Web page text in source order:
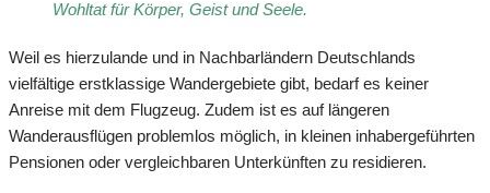
Wohltat für Körper, Geist und Seele.
Weil es hierzulande und in Nachbarländern Deutschlands
vielfältige erstklassige Wandergebiete gibt, bedarf es keiner
Anreise mit dem Flugzeug. Zudem ist es auf längeren
Wanderausflügen problemlos möglich, in kleinen inhabergeführten
Pensionen oder vergleichbaren Unterkünften zu residieren.